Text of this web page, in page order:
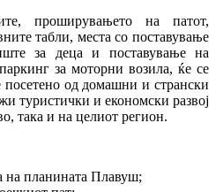
проширувањето на патот,
табли, места со поставување
за деца и поставување на
за моторни возила, ќе се
од домашни и странски
туристички и економски развој
така и на целиот регион.
на планината Плавуш;